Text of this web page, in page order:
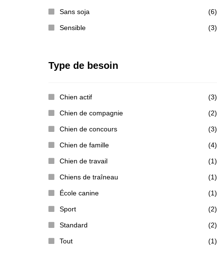
Sans soja (6)
Sensible (3)
Type de besoin
Chien actif (3)
Chien de compagnie (2)
Chien de concours (3)
Chien de famille (4)
Chien de travail (1)
Chiens de traîneau (1)
École canine (1)
Sport (2)
Standard (2)
Tout (1)